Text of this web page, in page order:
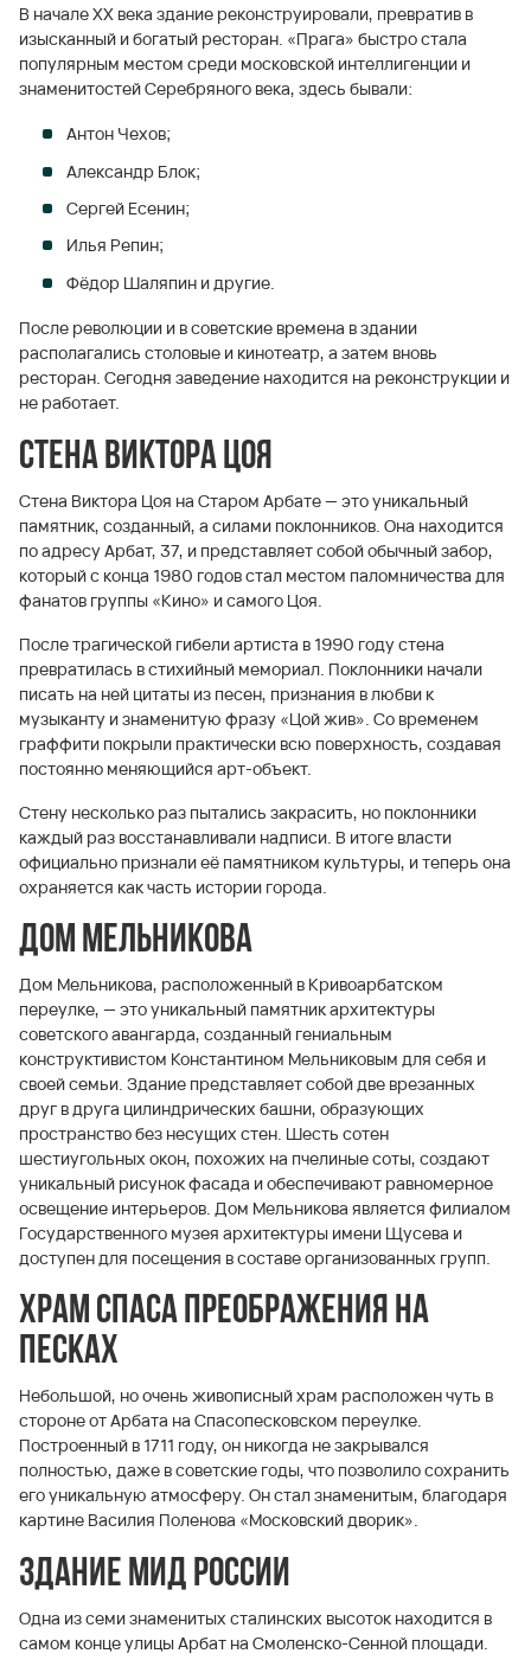
В начале XX века здание реконструировали, превратив в
изысканный и богатый ресторан. «Прага» быстро стала
популярным местом среди московской интеллигенции и
знаменитостей Серебряного века, здесь бывали:
Антон Чехов;
Александр Блок;
Сергей Есенин;
Илья Репин;
Фёдор Шаляпин и другие.
После революции и в советские времена в здании
располагались столовые и кинотеатр, а затем вновь
ресторан. Сегодня заведение находится на реконструкции и
не работает.
Стена Виктора Цоя
Стена Виктора Цоя на Старом Арбате — это уникальный
памятник, созданный, а силами поклонников. Она находится
по адресу Арбат, 37, и представляет собой обычный забор,
который с конца 1980 годов стал местом паломничества для
фанатов группы «Кино» и самого Цоя.
После трагической гибели артиста в 1990 году стена
превратилась в стихийный мемориал. Поклонники начали
писать на ней цитаты из песен, признания в любви к
музыканту и знаменитую фразу «Цой жив». Со временем
граффити покрыли практически всю поверхность, создавая
постоянно меняющийся арт-объект.
Стену несколько раз пытались закрасить, но поклонники
каждый раз восстанавливали надписи. В итоге власти
официально признали её памятником культуры, и теперь она
охраняется как часть истории города.
Дом Мельникова
Дом Мельникова, расположенный в Кривоарбатском
переулке, — это уникальный памятник архитектуры
советского авангарда, созданный гениальным
конструктивистом Константином Мельниковым для себя и
своей семьи. Здание представляет собой две врезанных
друг в друга цилиндрических башни, образующих
пространство без несущих стен. Шесть сотен
шестиугольных окон, похожих на пчелиные соты, создают
уникальный рисунок фасада и обеспечивают равномерное
освещение интерьеров. Дом Мельникова является филиалом
Государственного музея архитектуры имени Щусева и
доступен для посещения в составе организованных групп.
Храм Спаса Преображения на
Песках
Небольшой, но очень живописный храм расположен чуть в
стороне от Арбата на Спасопесковском переулке.
Построенный в 1711 году, он никогда не закрывался
полностью, даже в советские годы, что позволило сохранить
его уникальную атмосферу. Он стал знаменитым, благодаря
картине Василия Поленова «Московский дворик».
Здание МИД России
Одна из семи знаменитых сталинских высоток находится в
самом конце улицы Арбат на Смоленско-Сенной площади.